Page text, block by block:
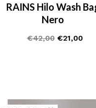
RAINS Hilo Wash
Nero
€42,00 €21,00